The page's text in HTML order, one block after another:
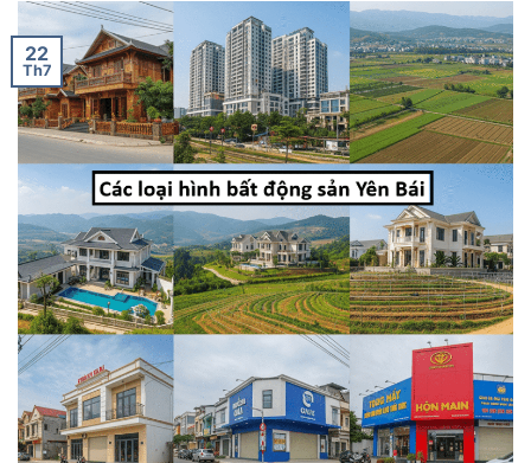
22
Th7